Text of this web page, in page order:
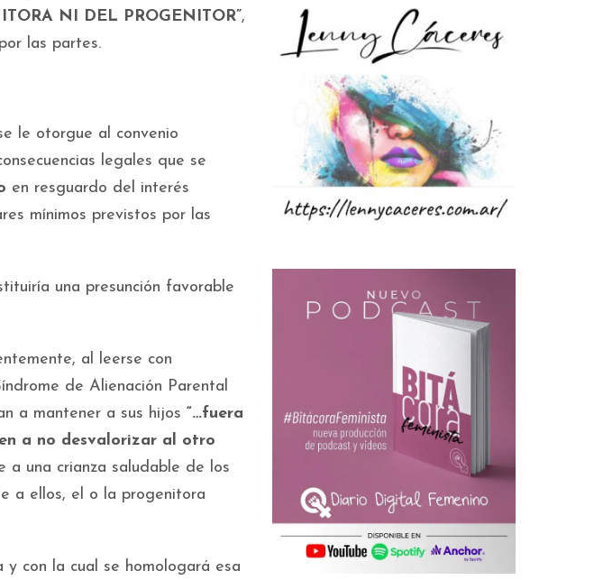
NI DEL PROGENITOR”,
las partes.
le otorgue al convenio
legales que se
en resguardo del interés
mínimos previstos por las
una presunción favorable
al leerse con
de Alienación Parental
a mantener a sus hijos “…fuera
a no desvalorizar al otro
a una crianza saludable de los
a ellos, el o la progenitora
con la cual se homologará esa